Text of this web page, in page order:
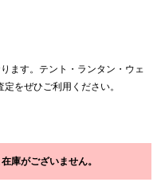
ます。テント・ランタン・ウェ
をぜひご利用ください。
庫がございません。